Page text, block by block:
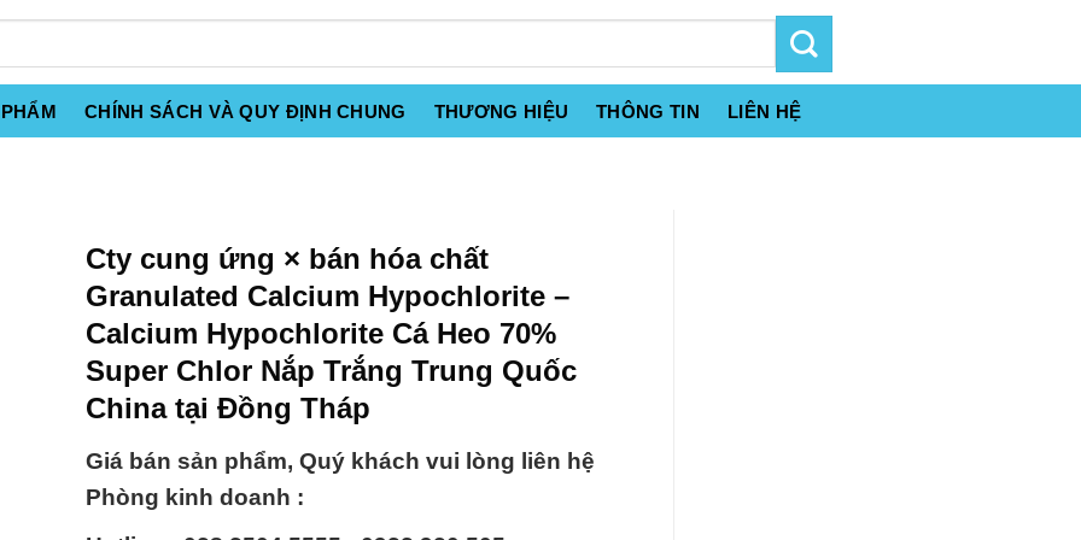
CHÍNH SÁCH VÀ QUY ĐỊNH CHUNG THƯƠNG HIỆU THÔNG TIN LIÊN HỆ
Cty cung ứng × bán hóa chất
Granulated Calcium Hypochlorite –
Calcium Hypochlorite Cá Heo 70%
Super Chlor Nắp Trắng Trung Quốc
China tại Đồng Tháp
Giá bán sản phẩm, Quý khách vui lòng liên hệ
Phòng kinh doanh :